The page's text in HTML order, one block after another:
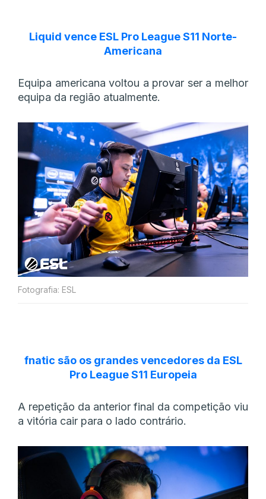
Liquid vence ESL Pro League S11 Norte-
Americana
Equipa americana voltou a provar ser a melhor
equipa da região atualmente.
Fotografia: ESL
fnatic são os grandes vencedores da ESL
Pro League S11 Europeia
A repetição da anterior final da competição viu
a vitória cair para o lado contrário.